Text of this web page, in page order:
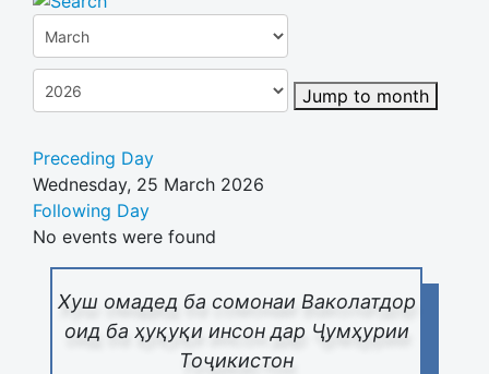
Хуш омадед ба сомонаи Ваколатдор
оид ба ҳуқуқи инсон дар Ҷумҳурии
Тоҷикистон
Jump to month
Preceding Day
Wednesday, 25 March 2026
Following Day
No events were found